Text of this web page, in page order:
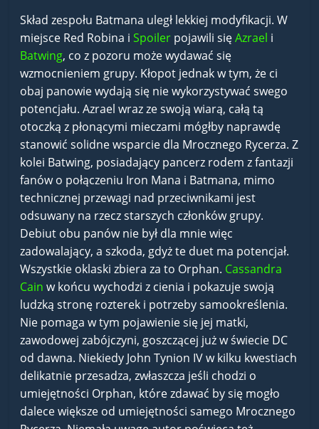
Skład zespołu Batmana uległ lekkiej modyfikacji. W
miejsce Red Robina iSpoiler pojawili sięAzrael i
Batwing, co z pozoru może wydawać się
wzmocnieniem grupy. Kłopot jednak w tym, że ci
obaj panowie wydają się nie wykorzystywać swego
potencjału. Azrael wraz ze swoją wiarą, całą tą
otoczką z płonącymi mieczami mógłby naprawdę
stanowić solidne wsparcie dla Mrocznego Rycerza. Z
kolei Batwing, posiadający pancerz rodem z fantazji
fanów o połączeniu Iron Mana i Batmana, mimo
technicznej przewagi nad przeciwnikami jest
odsuwany na rzecz starszych członków grupy.
Debiut obu panów nie był dla mnie więc
zadowalający, a szkoda, gdyż te duet ma potencjał.
Wszystkie oklaski zbiera za to Orphan. Cassandra
Cain w końcu wychodzi z cienia i pokazuje swoją
ludzką stronę rozterek i potrzeby samookreślenia.
Nie pomaga w tym pojawienie się jej matki,
zawodowej zabójczyni, goszczącej już w świecie DC
od dawna. Niekiedy John Tynion IV w kilku kwestiach
delikatnie przesadza, zwłaszcza jeśli chodzi o
umiejętności Orphan, które zdawać by się mogło
dalece większe od umiejętności samego Mrocznego